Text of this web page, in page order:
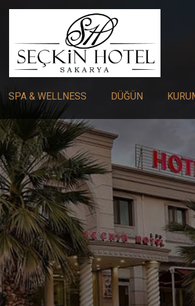
SPA & WELLNESS DÜĞÜN